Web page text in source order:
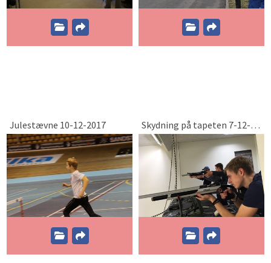
Julestævne 10-12-2017 Skydning på tapeten 7-12-2017